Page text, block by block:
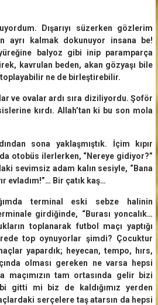
Dışarıyı süzerken gözlerim
ayrı kalmak dokunuyor insana be!
yüreğine balyoz gibi inip paramparça
kavrulan beden, akan gözyaşı bile
toplayabilir ne de birleştirebilir.
ve ovalar ardı sıra diziliyordu. Şoför
kırdı. Allah’tan ki bu son mola
sona yaklaşmıştık. İçim kıpır
otobüs ilerlerken, “Nereye gidiyor?”
sevimsiz adam kalın sesiyle, “Bana
evladım!”… Bir çatık kaş…
terminal eski sebze halinin
girdiğinde, “Burası yoncalık…
toplanarak futbol maçı yaptığı
top oynuyorlar şimdi? Çocuktur
yapardık; heyecan, tempo, hırs,
olması gereken ne varsa hepsi
maçımızın tam ortasında gelir bizi
gitti mi biz de kaldığımız yerden
serçelere taş atarsın da hepsi